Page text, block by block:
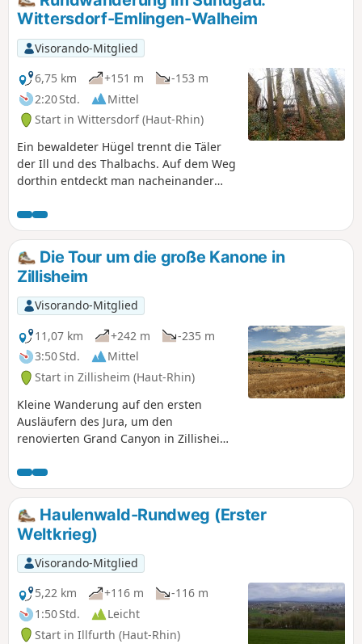
Wittersdorf-Emlingen-Walheim
Visorando-Mitglied
6,75 km
+151 m
-153 m
2:20 Std.
Mittel
Start in Wittersdorf (Haut-Rhin)
Ein bewaldeter Hügel trennt die Täler
der Ill und des Thalbachs. Auf dem Weg
dorthin entdeckt man nacheinander
einem Drama geprägten Steinbruch,
einen botanischen Pfad und die
Geschichte eines unglücklichen
Generals. Wenn man die Kalköfen von
Emlingen erreicht, taucht plötzlich das
19. Jahrhundert auf, eingefroren in
Stein und Eisen.
Die Tour um die große Kanone in
Zillisheim
Visorando-Mitglied
11,07 km
+242 m
-235 m
3:50 Std.
Mittel
Start in Zillisheim (Haut-Rhin)
Kleine Wanderung auf den ersten
Ausläufern des Jura, um den
renovierten Grand Canyon in Zillisheim
Friedhof aus dem Ersten Weltkrieg und
der Kapelle Saint-Brice in Illfurth.
Haulenwald-Rundweg (Erster
Weltkrieg)
Visorando-Mitglied
5,22 km
+116 m
-116 m
1:50 Std.
Leicht
Start in Illfurth (Haut-Rhin)